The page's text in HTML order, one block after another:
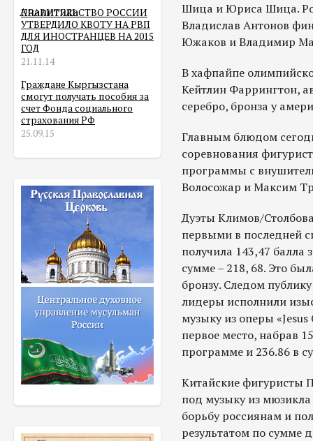
Аналитика
ПРАВИТЕЛЬСТВО РОССИИ
УТВЕРДИЛО КВОТУ НА РВП
ДЛЯ ИНОСТРАНЦЕВ НА 2015
ГОД
21.11.14
Граждане Кыргызстана
смогут получать пособия за
счет Фонда социального
страхования РФ
25.09.15
Шица и Юриса Шица.
Владислав Антонов
Южаков и Владимир
В хафпайпе
Кейтлин Фаррингтон,
серебро, бронза у
Главным блюдом
соревнования
программы с
Волосожар и Максим
Дуэты Климов/
первыми в последней
получила 143,47 балла
сумме – 218, 68. Это
бронзу. Следом
лидеры исполнили
музыку из оперы
первое место, набрав
программе и 236.86 в
Китайские фигуристы
под музыку из
борьбу россиянам и
результатом по сумме